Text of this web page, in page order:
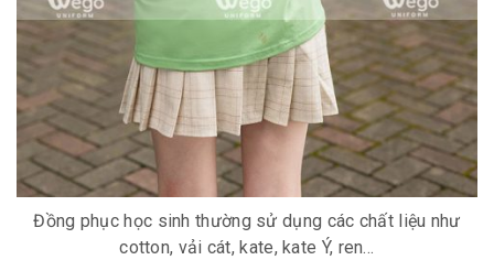
Đồng phục học sinh thường sử dụng các chất liệu như
cotton, vải cát, kate, kate Ý, ren…